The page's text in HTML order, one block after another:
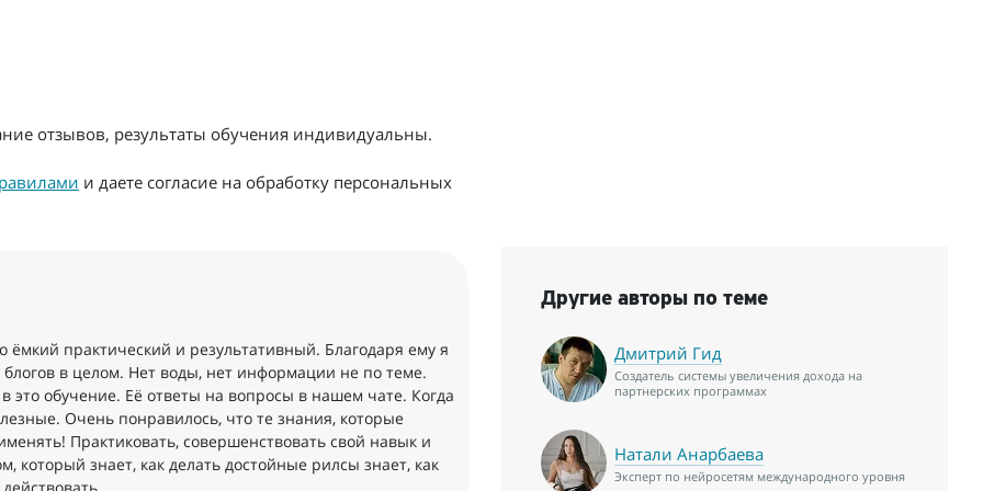
отзывов, результаты обучения индивидуальны.
и даете согласие на обработку персональных
ёмкий практический и результативный. Благодаря ему я
в целом. Нет воды, нет информации не по теме.
это обучение. Её ответы на вопросы в нашем чате. Когда
Очень понравилось, что те знания, которые
Практиковать, совершенствовать свой навык и
который знает, как делать достойные рилсы знает, как
Другие авторы по теме
Дмитрий Гид
Создатель системы увеличения дохода на
партнерских программах
Натали Анарбаева
Эксперт по нейросетям международного уровня